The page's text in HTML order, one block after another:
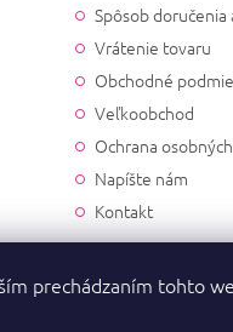
prechádzaním tohto
Spôsob doručenia
Vrátenie tovaru
Obchodné
Veľkoobchod
Ochrana
Napíšte nám
Kontakt